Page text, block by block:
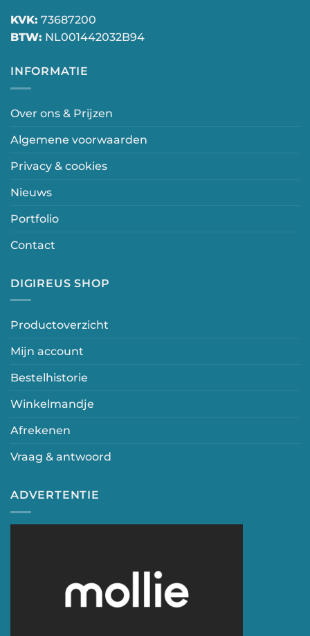
KVK: 73687200
BTW: NL001442032B94
INFORMATIE
Over ons & Prijzen
Algemene voorwaarden
Privacy & cookies
Nieuws
Portfolio
Contact
DIGIREUS SHOP
Productoverzicht
Mijn account
Bestelhistorie
Winkelmandje
Afrekenen
Vraag & antwoord
ADVERTENTIE